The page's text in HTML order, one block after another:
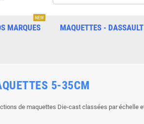
MARQUES
NEW
MAQUETTES - DASSAULT
5-35CM
de maquettes Die-cast classées par échelle